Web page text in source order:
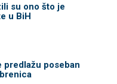
su ono što je
u BiH
poseban